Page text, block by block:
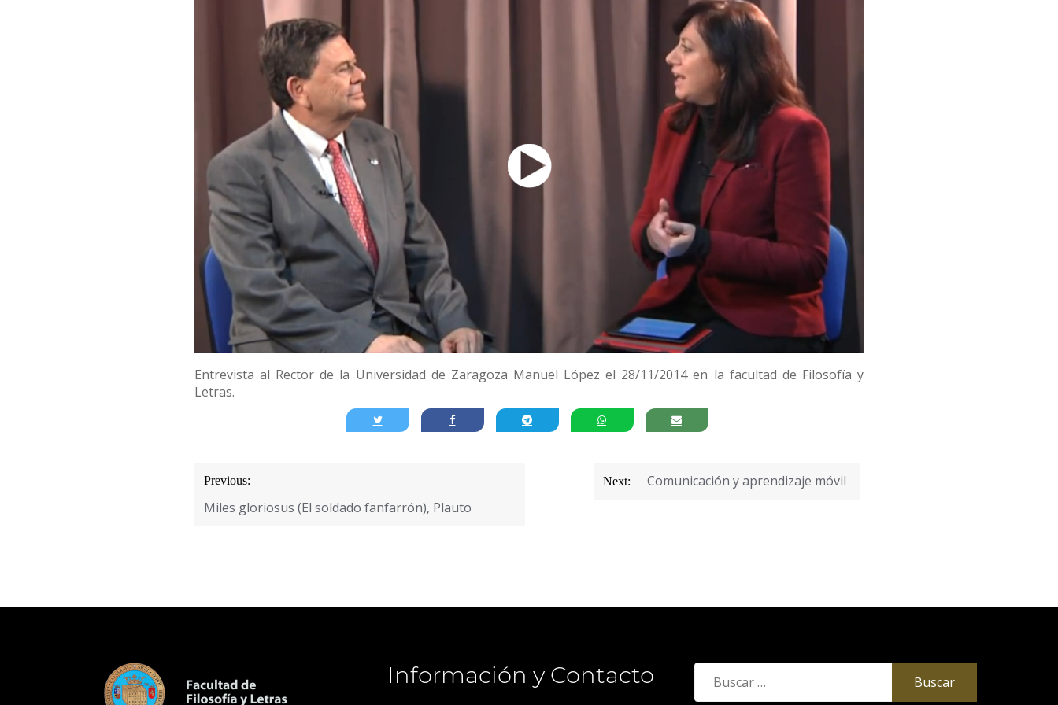
Entrevista al Rector de la Universidad de Zaragoza Manuel López el 28/11/2014 en la facultad de Filosofía y
Letras.
Navegación
de
Previous:
Miles gloriosus (El soldado fanfarrón), Plauto
Next: Comunicación y aprendizaje móvil
Información y Contacto Buscar: